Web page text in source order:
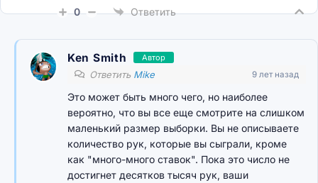
0 Ответить
Ken Smith Автор
Ответить Mike 9 лет назад
Это может быть много чего, но наиболее
вероятно, что вы все еще смотрите на слишком
маленький размер выборки. Вы не описываете
количество рук, которые вы сыграли, кроме
как "много-много ставок". Пока это число не
достигнет десятков тысяч рук, ваши